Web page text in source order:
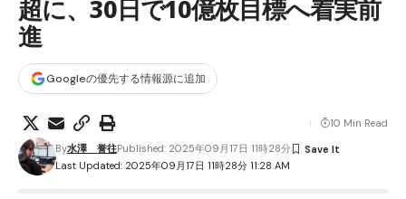
超に、30日で10億枚目標へ着実前
進
Googleの優先する情報源に追加
Last Updated: 2025年09月17日 11時28分 11:28 AM
By水澤 誉往Published: 2025年09月17日 11時28分
10 Min Read